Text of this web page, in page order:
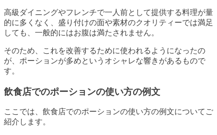
高級ダイニングやフレンチで一人前として提供する料理が量
的に多くなく、盛り付けの面や素材のクオリティーでは満足
しても、一般的にはお腹は満たされません。
そのため、これを改善するために使われるようになったの
が、ポーションが多めというオシャレな響きがあるもので
す。
飲食店でのポーションの使い方の例文
ここでは、飲食店でのポーションの使い方の例文についてご
紹介します。